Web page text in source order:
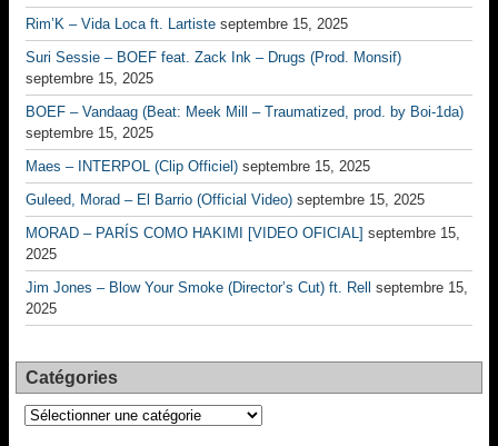
Rim’K – Vida Loca ft. Lartiste septembre 15, 2025
Suri Sessie – BOEF feat. Zack Ink – Drugs (Prod. Monsif)
septembre 15, 2025
BOEF – Vandaag (Beat: Meek Mill – Traumatized, prod. by Boi-1da)
septembre 15, 2025
Maes – INTERPOL (Clip Officiel) septembre 15, 2025
Guleed, Morad – El Barrio (Official Video) septembre 15, 2025
MORAD – PARÍS COMO HAKIMI [VIDEO OFICIAL] septembre 15,
2025
Jim Jones – Blow Your Smoke (Director’s Cut) ft. Rell
septembre 15,
2025
Catégories
Catégories